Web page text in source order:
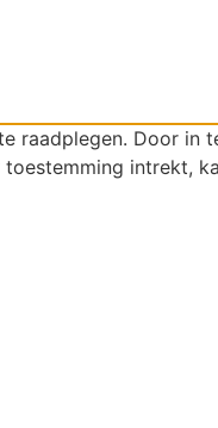
raadplegen. Door in
intrekt,